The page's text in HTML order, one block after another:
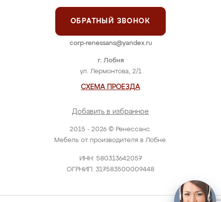
2015 - 2026 © Ренессанс.
Мебель от производителя в Лобне.
ИНН: 580313642057
ОГРНИП: 317583500009448
г. Лобня
ул. Лермонтова, 2/1
СХЕМА ПРОЕЗДА
Добавить в избранное
ОБРАТНЫЙ ЗВОНОК
corp-renessans@yandex.ru